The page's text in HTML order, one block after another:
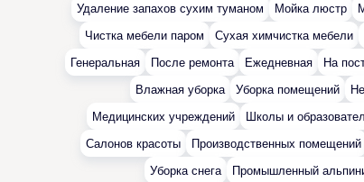
Удаление запахов сухим туманом
Мойка люстр
Чистка мебели паром
Сухая химчистка мебели
Генеральная
После ремонта Ежедневная На
Влажная уборка
Уборка помещений
Медицинских учреждений
Школы и
Салонов красоты
Производственных помещений
Уборка снега
Промышленный